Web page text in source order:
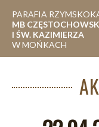
PARAFIA
MB
I ŚW. KAZIMIERZA
W MOŃKACH